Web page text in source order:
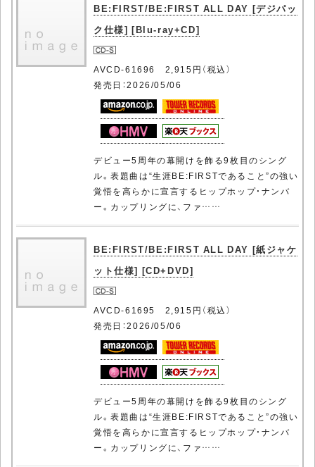
BE:FIRST/BE:FIRST ALL DAY [デジパッ
ク仕様] [Blu-ray+CD]
AVCD-61696 2,915円（税込）
発売日：2026/05/06
デビュー5周年の幕開けを飾る9枚目のシング
ル。表題曲は“生涯BE:FIRSTであること”の強い
覚悟を高らかに宣言するヒップホップ・ナンバ
ー。カップリングに、ファ……
BE:FIRST/BE:FIRST ALL DAY [紙ジャケ
ット仕様] [CD+DVD]
AVCD-61695 2,915円（税込）
発売日：2026/05/06
デビュー5周年の幕開けを飾る9枚目のシング
ル。表題曲は“生涯BE:FIRSTであること”の強い
覚悟を高らかに宣言するヒップホップ・ナンバ
ー。カップリングに、ファ……